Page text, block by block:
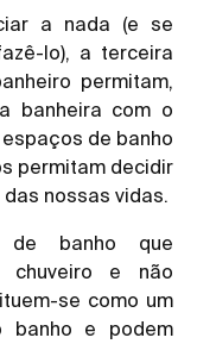
a nada (e se
lo), a terceira
permitam,
banheira com o
de banho
permitam decidir
nossas vidas.
de banho que
chuveiro e não
se como um
banho e podem